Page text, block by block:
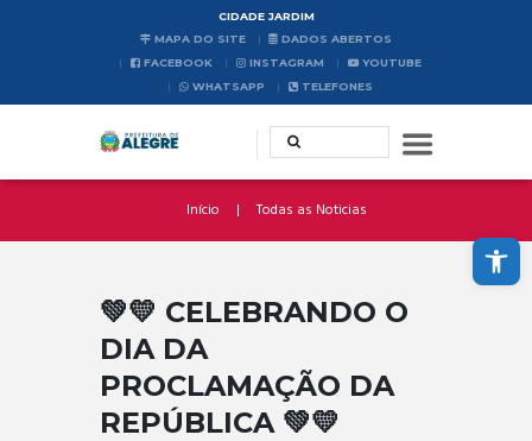
Abrir a barra de ferramentas
CIDADE JARDIM
MAPA DO SITE
DADOS ABERTOS
FACEBOOK
INSTAGRAM
YOUTUBE
WHATSAPP
TELEFONES
Início Todas as Noticias
💚💛 CELEBRANDO O
DIA DA
PROCLAMAÇÃO DA
REPÚBLICA 💚💛